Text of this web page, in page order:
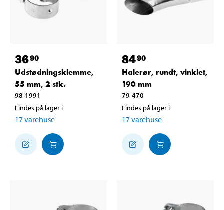
3690
Udstødningsklemme,
55 mm, 2 stk.
98-1991
Findes på lager i
17varehuse
8490
Halerør, rundt, vinklet,
190 mm
79-470
Findes på lager i
17varehuse